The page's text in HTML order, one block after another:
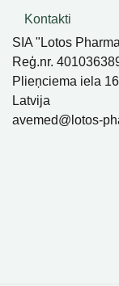
Kontakti
SIA "Lotos
Reģ.nr.
Plieņciema iela
Latvija
avemed@lotos-